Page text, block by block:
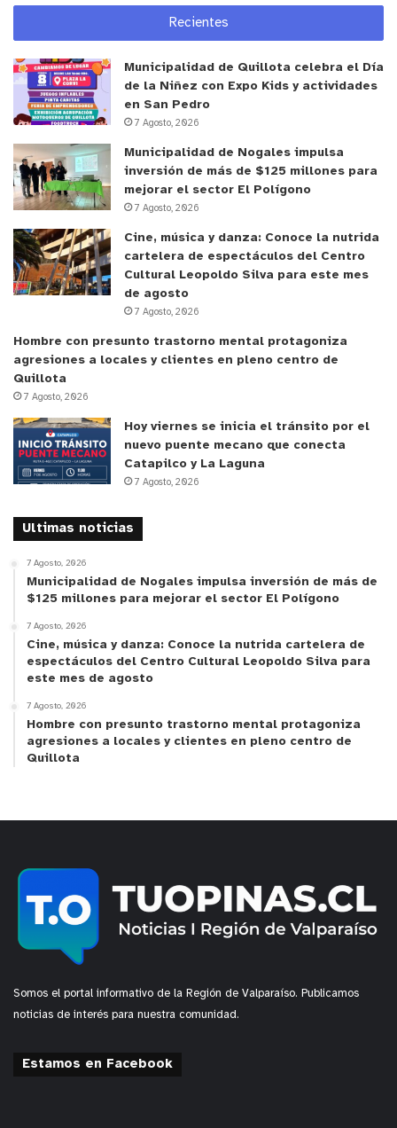
Recientes
Municipalidad de Quillota celebra el Día
de la Niñez con Expo Kids y actividades
en San Pedro
7 Agosto, 2026
Municipalidad de Nogales impulsa
inversión de más de $125 millones para
mejorar el sector El Polígono
7 Agosto, 2026
Cine, música y danza: Conoce la nutrida
cartelera de espectáculos del Centro
Cultural Leopoldo Silva para este mes
de agosto
7 Agosto, 2026
Hombre con presunto trastorno mental protagoniza
agresiones a locales y clientes en pleno centro de
Quillota
7 Agosto, 2026
Hoy viernes se inicia el tránsito por el
nuevo puente mecano que conecta
Catapilco y La Laguna
7 Agosto, 2026
Ultimas noticias
7 Agosto, 2026
Municipalidad de Nogales impulsa inversión de más de
$125 millones para mejorar el sector El Polígono
7 Agosto, 2026
Cine, música y danza: Conoce la nutrida cartelera de
espectáculos del Centro Cultural Leopoldo Silva para
este mes de agosto
7 Agosto, 2026
Hombre con presunto trastorno mental protagoniza
agresiones a locales y clientes en pleno centro de
Quillota
Somos el portal informativo de la Región de Valparaíso. Publicamos
noticias de interés para nuestra comunidad.
Estamos en Facebook